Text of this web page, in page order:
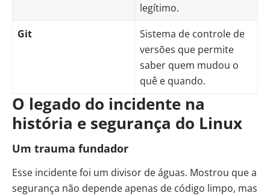
legítimo.
Git
Sistema de controle de
versões que permite
saber quem mudou o
quê e quando.
O legado do incidente na
história e segurança do Linux
Um trauma fundador
Esse incidente foi um divisor de águas. Mostrou que a
segurança não depende apenas de código limpo, mas